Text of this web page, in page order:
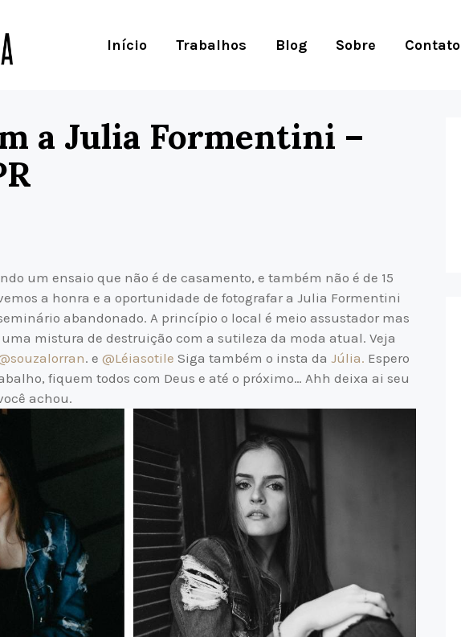
Início Trabalhos Blog Sobre Contato
a Julia Formentini –
um ensaio que não é de casamento, e também não é de 15
a honra e a oportunidade de fotografar a Julia Formentini
abandonado. A princípio o local é meio assustador mas
mistura de destruição com a sutileza da moda atual. Veja
. e @Léiasotile Siga também o insta da Júlia. Espero
fiquem todos com Deus e até o próximo… Ahh deixa ai seu
achou.